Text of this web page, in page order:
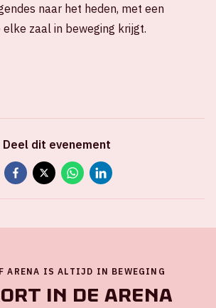
naar het heden, met een
zaal in beweging krijgt.
Deel dit evenement
ARENA IS ALTIJD IN BEWEGING
in de ArenA